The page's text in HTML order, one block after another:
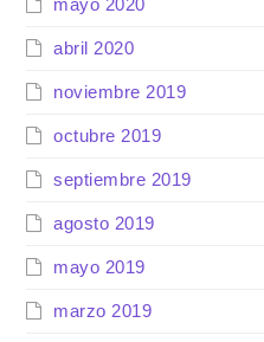
abril 2020
noviembre 2019
octubre 2019
septiembre 2019
agosto 2019
mayo 2019
marzo 2019